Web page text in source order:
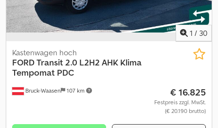
1 / 30
Bruck-Waasen 107 km
Kastenwagen hoch
FORDTransit 2.0 L2H2 AHK Klima
Tempomat PDC
€ 16.825
Festpreis zzgl. MwSt.
(€ 20.190 brutto)